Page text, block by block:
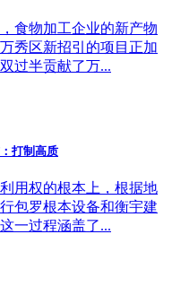
食物加工企业的新产物
秀区新招引的项目正加
过半贡献了万...
打制高质
用权的根本上，根据地
包罗根本设备和衡宇建
一过程涵盖了...